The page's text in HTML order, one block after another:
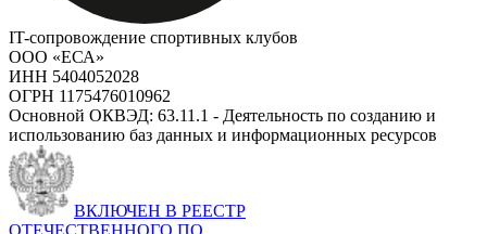
IT-сопровождение спортивных клубов
ООО «ЕСА»
ИНН 5404052028
ОГРН 1175476010962
Основной ОКВЭД: 63.11.1 - Деятельность по созданию и
использованию баз данных и информационных ресурсов
ВКЛЮЧЕН В РЕЕСТР
ОТЕЧЕСТВЕННОГО ПО